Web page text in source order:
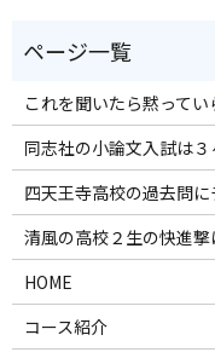
これを聞いたら黙ってい
同志社の小論文入試は
四天王寺高校の過去問
清風の高校２生の快進撃
HOME
コース紹介